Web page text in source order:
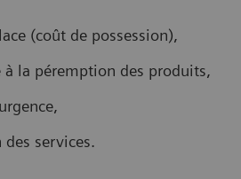
(coût de possession),
la péremption des produits,
des services.